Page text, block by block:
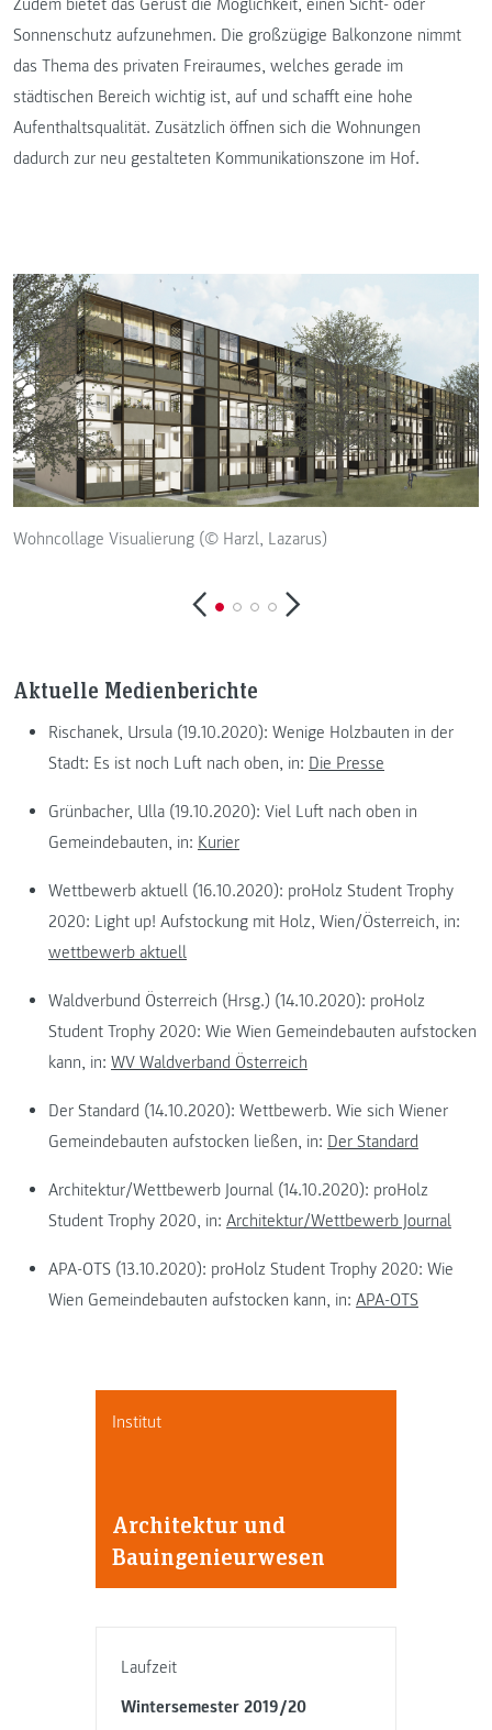
Institut
Architektur und
Bauingenieurwesen
Laufzeit
Wintersemester 2019/20
Zudem bietet das Gerüst die Möglichkeit, einen Sicht- oder
Sonnenschutz aufzunehmen. Die großzügige Balkonzone nimmt
das Thema des privaten Freiraumes, welches gerade im
städtischen Bereich wichtig ist, auf und schafft eine hohe
Aufenthaltsqualität. Zusätzlich öffnen sich die Wohnungen
dadurch zur neu gestalteten Kommunikationszone im Hof.
Wohncollage Visualierung (© Harzl, Lazarus)
Aktuelle Medienberichte
Rischanek, Ursula (19.10.2020): Wenige Holzbauten in der
Stadt: Es ist noch Luft nach oben, in: Die Presse
Grünbacher, Ulla (19.10.2020): Viel Luft nach oben in
Gemeindebauten, in: Kurier
Wettbewerb aktuell (16.10.2020): proHolz Student Trophy
2020: Light up! Aufstockung mit Holz, Wien/Österreich, in:
wettbewerb aktuell
Waldverbund Österreich (Hrsg.) (14.10.2020): proHolz
Student Trophy 2020: Wie Wien Gemeindebauten aufstocken
kann, in: WV Waldverband Österreich
Der Standard (14.10.2020): Wettbewerb. Wie sich Wiener
Gemeindebauten aufstocken ließen, in: Der Standard
Architektur/Wettbewerb Journal (14.10.2020): proHolz
Student Trophy 2020, in: Architektur/Wettbewerb Journal
APA-OTS (13.10.2020): proHolz Student Trophy 2020: Wie
Wien Gemeindebauten aufstocken kann, in: APA-OTS